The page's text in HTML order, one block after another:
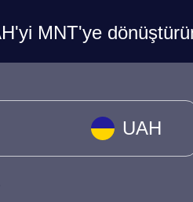
MNT'ye
UAH